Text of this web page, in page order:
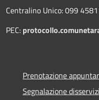
Centralino Unico: 099
PEC:
Prenotazione
Segnalazione